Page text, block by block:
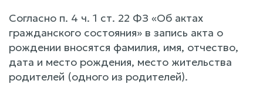
Согласно п. 4 ч. 1 ст. 22 ФЗ «Об актах
гражданского состояния» в запись акта о
рождении вносятся фамилия, имя, отчество,
дата и место рождения, место жительства
родителей (одного из родителей).